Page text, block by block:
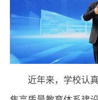
近年来，学校认